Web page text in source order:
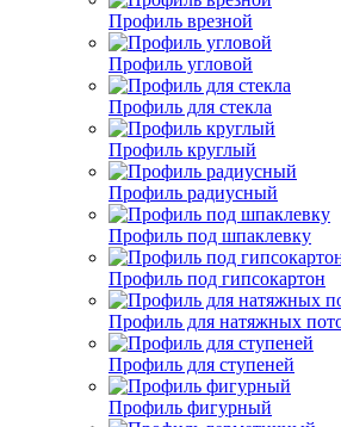
Профиль врезной
Профиль угловой
Профиль для стекла
Профиль круглый
Профиль радиусный
Профиль под шпаклевку
Профиль под гипсокартон
Профиль для натяжных
Профиль для ступеней
Профиль фигурный